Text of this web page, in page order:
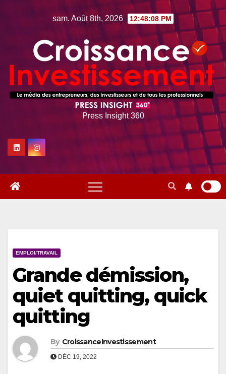
sam. Août 8th, 2026 12:48:09 PM
Press Insight 360
EMPLOI/TRAVAIL
Grande démission,
quiet quitting, quick
quitting
By CroissanceInvestissement
DÉC 19, 2022